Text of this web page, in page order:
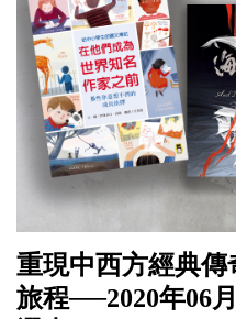
重現中西方經典
旅程──2020年06